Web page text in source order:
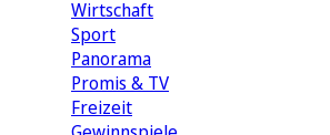
Wirtschaft
Sport
Panorama
Promis & TV
Freizeit